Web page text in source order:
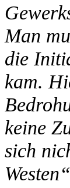
Man
die
kam.
keine
sich